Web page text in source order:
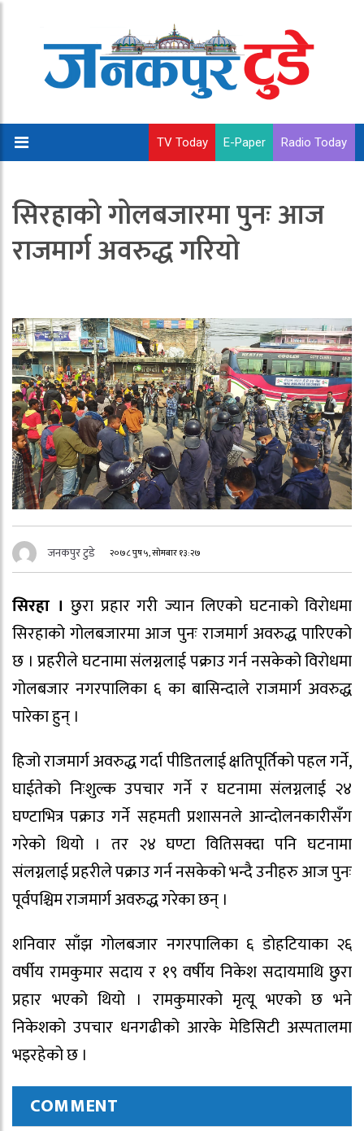
TV Today E-Paper Radio Today
सिरहाको गोलबजारमा पुनः आज
राजमार्ग अवरुद्ध गरियो
जनकपुर टुडे २०७८ पुष ५, सोमबार १३:२७
सिरहा । छुरा प्रहार गरी ज्यान लिएको घटनाको विरोधमा
सिरहाको गोलबजारमा आज पुनः राजमार्ग अवरुद्ध पारिएको
छ । प्रहरीले घटनामा संलग्नलाई पक्राउ गर्न नसकेको विरोधमा
गोलबजार नगरपालिका ६ का बासिन्दाले राजमार्ग अवरुद्ध
पारेका हुन् ।
हिजो राजमार्ग अवरुद्ध गर्दा पीडितलाई क्षतिपूर्तिको पहल गर्ने,
घाईतेको निःशुल्क उपचार गर्ने र घटनामा संलग्नलाई २४
घण्टाभित्र पक्राउ गर्ने सहमती प्रशासनले आन्दोलनकारीसँग
गरेको थियो । तर २४ घण्टा वितिसक्दा पनि घटनामा
संलग्नलाई प्रहरीले पक्राउ गर्न नसकेको भन्दै उनीहरु आज पुनः
पूर्वपश्चिम राजमार्ग अवरुद्ध गरेका छन् ।
शनिवार साँझ गोलबजार नगरपालिका ६ डोहटियाका २६
वर्षीय रामकुमार सदाय र १९ वर्षीय निकेश सदायमाथि छुरा
प्रहार भएको थियो । रामकुमारको मृत्यू भएको छ भने
निकेशको उपचार धनगढीको आरके मेडिसिटी अस्पतालमा
भइरहेको छ ।
COMMENT